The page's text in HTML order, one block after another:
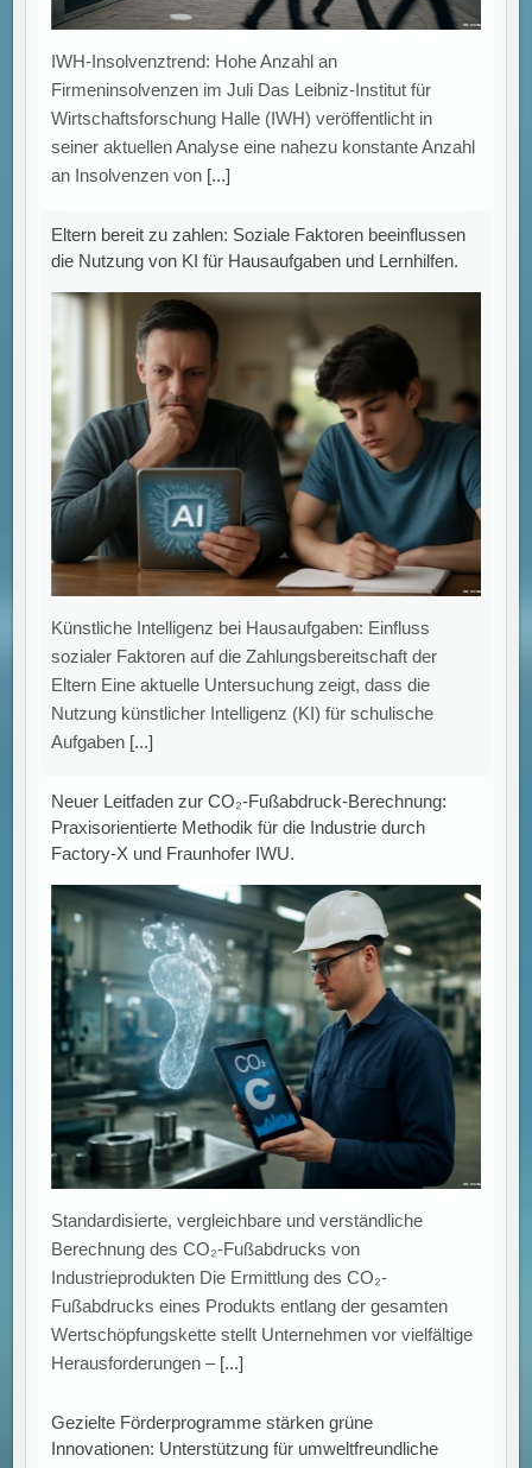
IWH-Insolvenztrend: Hohe Anzahl an
Firmeninsolvenzen im Juli Das Leibniz-Institut für
Wirtschaftsforschung Halle (IWH) veröffentlicht in
seiner aktuellen Analyse eine nahezu konstante Anzahl
an Insolvenzen von [...]
Eltern bereit zu zahlen: Soziale Faktoren beeinflussen
die Nutzung von KI für Hausaufgaben und Lernhilfen.
Künstliche Intelligenz bei Hausaufgaben: Einfluss
sozialer Faktoren auf die Zahlungsbereitschaft der
Eltern Eine aktuelle Untersuchung zeigt, dass die
Nutzung künstlicher Intelligenz (KI) für schulische
Aufgaben [...]
Neuer Leitfaden zur CO₂-Fußabdruck-Berechnung:
Praxisorientierte Methodik für die Industrie durch
Factory-X und Fraunhofer IWU.
Standardisierte, vergleichbare und verständliche
Berechnung des CO₂-Fußabdrucks von
Industrieprodukten Die Ermittlung des CO₂-
Fußabdrucks eines Produkts entlang der gesamten
Wertschöpfungskette stellt Unternehmen vor vielfältige
Herausforderungen – [...]
Gezielte Förderprogramme stärken grüne
Innovationen: Unterstützung für umweltfreundliche